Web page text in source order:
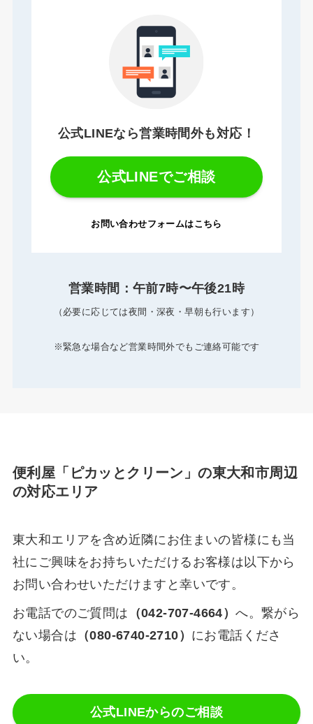
公式LINEなら営業時間外も対応！
公式LINEでご相談
お問い合わせフォームはこちら
営業時間：午前7時〜午後21時
（必要に応じては夜間・深夜・早朝も行います）
※緊急な場合など営業時間外でもご連絡可能です
便利屋「ピカッとクリーン」の東大和市周辺
の対応エリア
東大和エリアを含め近隣にお住まいの皆様にも当
社にご興味をお持ちいただけるお客様は以下から
お問い合わせいただけますと幸いです。
お電話でのご質問は （042-707-4664）へ。繋がら
ない場合は （080-6740-2710） にお電話くださ
い。
公式LINEからのご相談